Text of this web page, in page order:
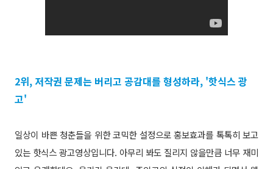
2위, 저작권 문제는 버리고 공감대를 형성하라, '핫식스 광
고'
일상이 바쁜 청춘들을 위한 코믹한 설정으로 홍보효과를 톡톡히 보고
있는 핫식스 광고영상입니다. 아무리 봐도 질리지 않을만큼 너무 재미